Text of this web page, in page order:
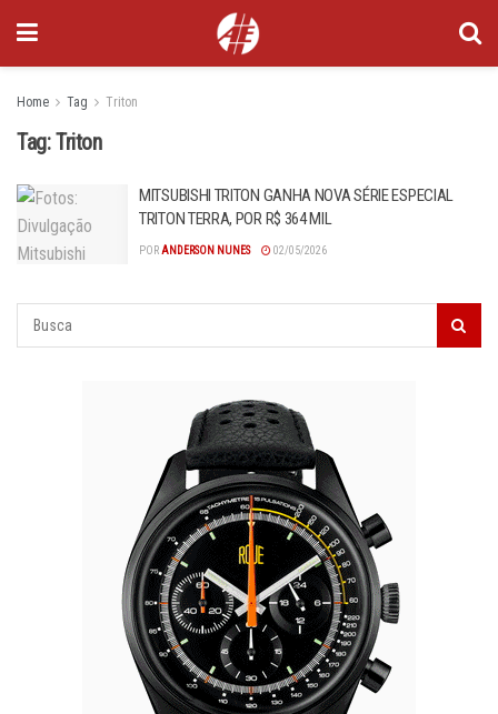
Home Tag Triton
Tag:Triton
MITSUBISHI TRITON GANHA NOVA SÉRIE ESPECIAL
TRITON TERRA, POR R$ 364 MIL
POR ANDERSON NUNES 02/05/2026